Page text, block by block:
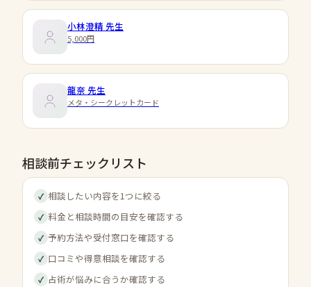
小林澄精 先生
5,000円
龍奈 先生
メタ・シークレットカード
相談前チェックリスト
✓ 相談したい内容を1つに絞る
✓ 料金と相談時間の目安を確認する
✓ 予約方法や受付窓口を確認する
✓ 口コミや得意相談を確認する
✓ 占術が悩みに合うか確認する